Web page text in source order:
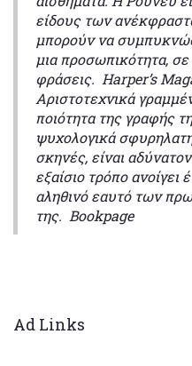
είδους των
μπορούν να
μια προσωπικότητα, σε
φράσεις. Harper’s
Αριστοτεχνικά
ποιότητα της γραφής
ψυχολογικά
σκηνές, είναι
εξαίσιο τρόπο
αληθινό εαυτό των
της. Bookpage
Ad Links